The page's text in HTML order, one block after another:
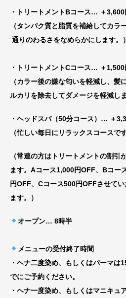
・トリートメントBコース… ＋3,600
（タンパク質と脂質を補給してカラ
通りのわるさをなめらかにします。）
・トリートメントCコース… ＋1,500
（カラー後の嫌な匂いを軽減し、髪
ルカリを除去してダメージを軽減しま
・ヘッドスパ（50分コース）… ＋
（忙しい毎日にリラックスコースです
（常連の方はトリートメントの割引
ます。Aコース1,000円OFF、Bコー
円OFF、Cコース500円OFFさせてい
ます。）
オープン… 8時半
メニューの受付終了時間
・ヘナ二度染め、もしくはパーマは
でにご予約ください。
・ヘナ一度染め、もしくはマニキュ